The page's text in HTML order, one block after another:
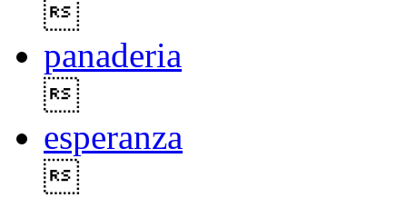
panaderia
esperanza